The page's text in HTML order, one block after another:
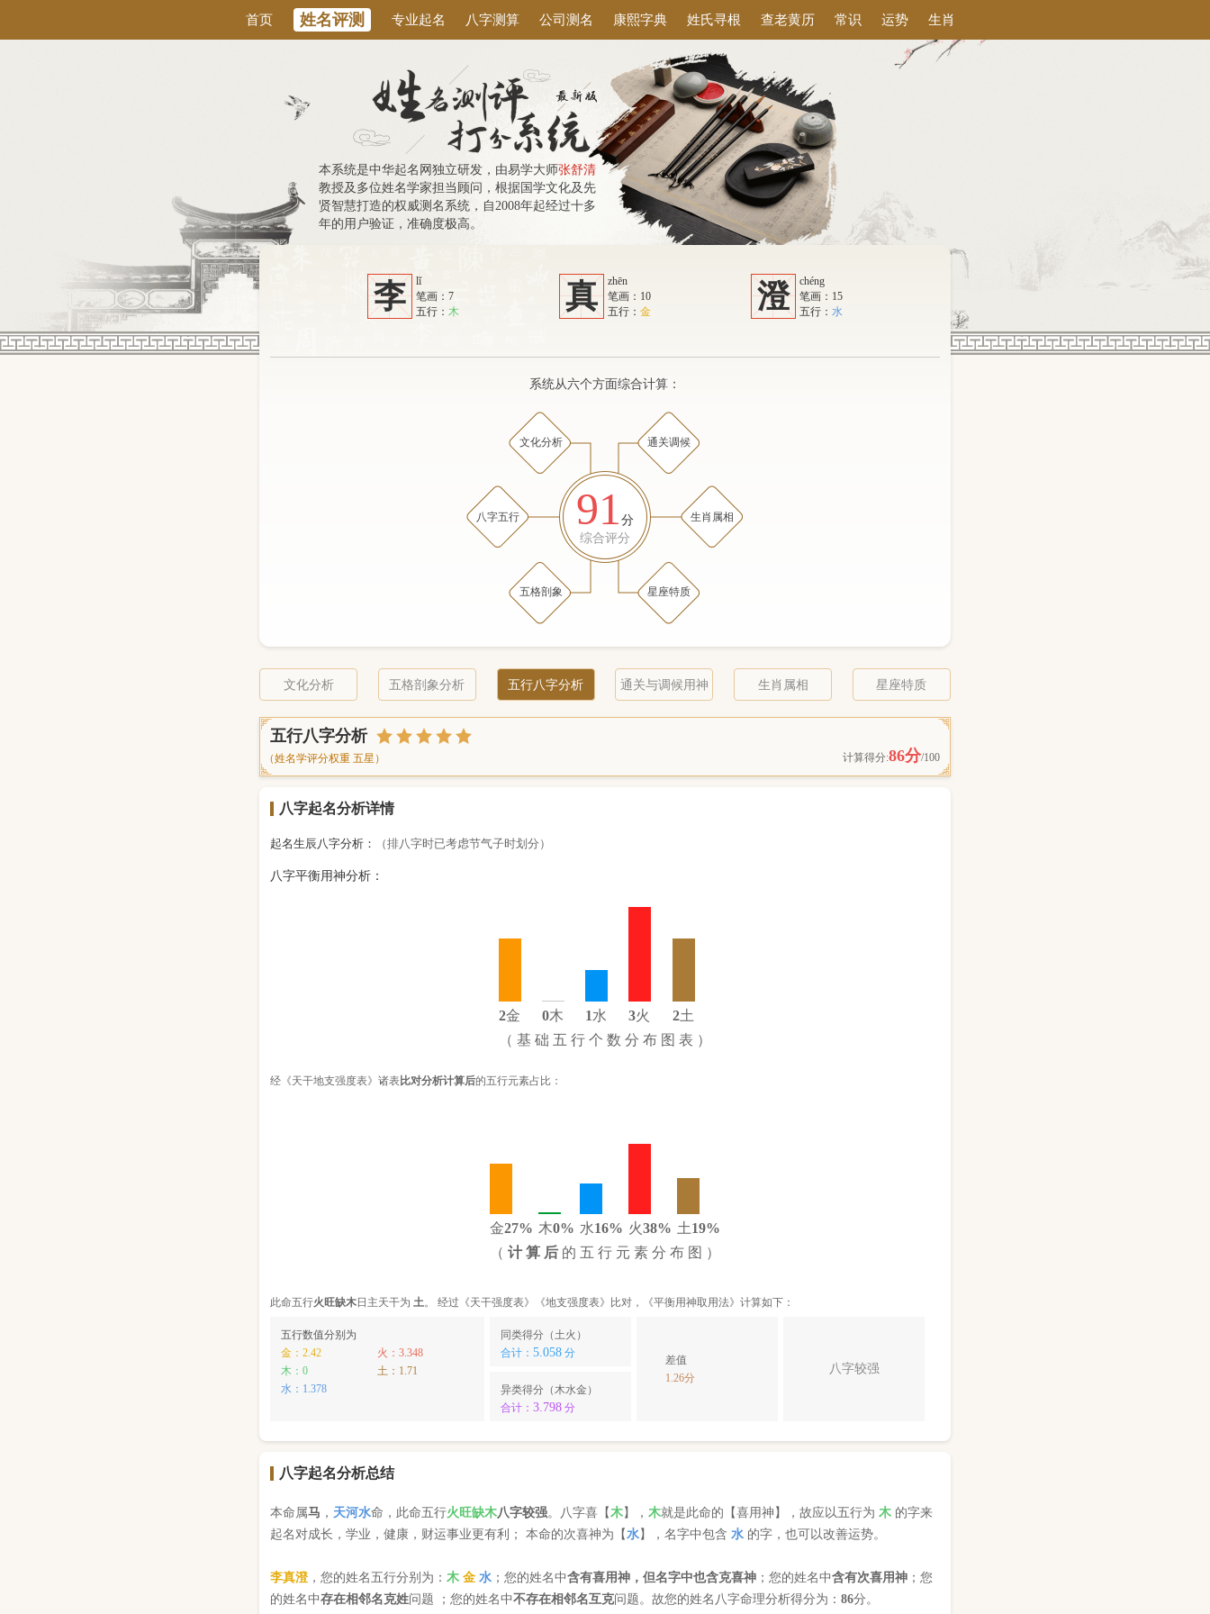
首页 姓名评测 专业起名 八字测算 公司测名 康熙字典 姓氏寻根 查老黄历 常识 运势 生肖
本系统是中华起名网独立研发，由易学大师张舒清
教授及多位姓名学家担当顾问，根据国学文化及先
贤智慧打造的权威测名系统，自2008年起经过十多
年的用户验证，准确度极高。
李
lǐ
笔画：7
五行：木 真
zhēn
笔画：10
五行： 金 澄
chéng
笔画：15
五行： 水
系统从六个方面综合计算：
八字五行
文化分析
五格剖象
生肖属相
通关调候
星座特质
91 分
综合评分
文化分析 五格剖象分析 五行八字分析 通关与调候用神 生肖属相 星座特质
五行八字分析
计算得分:86分/100
（姓名学评分权重 五星）
八字起名分析详情
起名生辰八字分析： （排八字时已考虑节气子时划分）
八字平衡用神分析：
2金 0木 1水 3火 2土
（ 基 础 五 行 个 数 分 布 图 表 ）
经《天干地支强度表》诸表比对分析计算后的五行元素占比：
金27% 木0% 水16% 火38% 土19%
（ 计 算 后 的 五 行 元 素 分 布 图 ）
此命五行火旺缺木日主天干为土。 经过《天干强度表》《地支强度表》比对，《平衡用神取用法》计算如下：
五行数值分别为
金：2.42
火：3.348
木：0
土：1.71
水：1.378
同类得分（土火）
合计：5.058 分
异类得分（木水金）
合计：3.798 分
八字较强
差值
1.26分
八字起名分析总结
本命属马 ， 天河水命，此命五行火旺缺木八字较强。八字喜【木】，木就是此命的【喜用神】，故应以五行为木 的字来
起名对成长，学业，健康，财运事业更有利； 本命的次喜神为【水】，名字中包含水 的字，也可以改善运势。
李真澄 ，您的姓名五行分别为：木 金 水 ；您的姓名中含有喜用神，但名字中也含克喜神 ；您的姓名中含有次喜用神 ；您
的姓名中存在相邻名克姓问题 ；您的姓名中不存在相邻名互克问题。故您的姓名八字命理分析得分为：86分。